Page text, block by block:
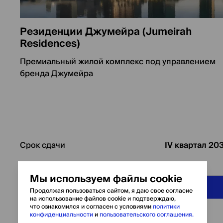
Резиденции Джумейра (Jumeirah
Residences)
Премиальный жилой комплекс под управлением
бренда Джумейра
Срок сдачи IV квартал
Узнать о проекте
Мы используем файлы cookie
Продолжая пользоваться сайтом, я даю свое согласие
на использование файлов cookie и подтверждаю,
что ознакомился и согласен c условиямиполитики
конфиденциальностиипользовательского соглашения.